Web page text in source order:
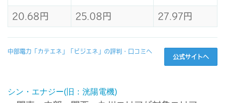
20.68円 25.08円 27.97円
中部電力「カテエネ」「ビジエネ」の評判・口コミへ
公式サイトへ
シン・エナジー(旧：洸陽電機)